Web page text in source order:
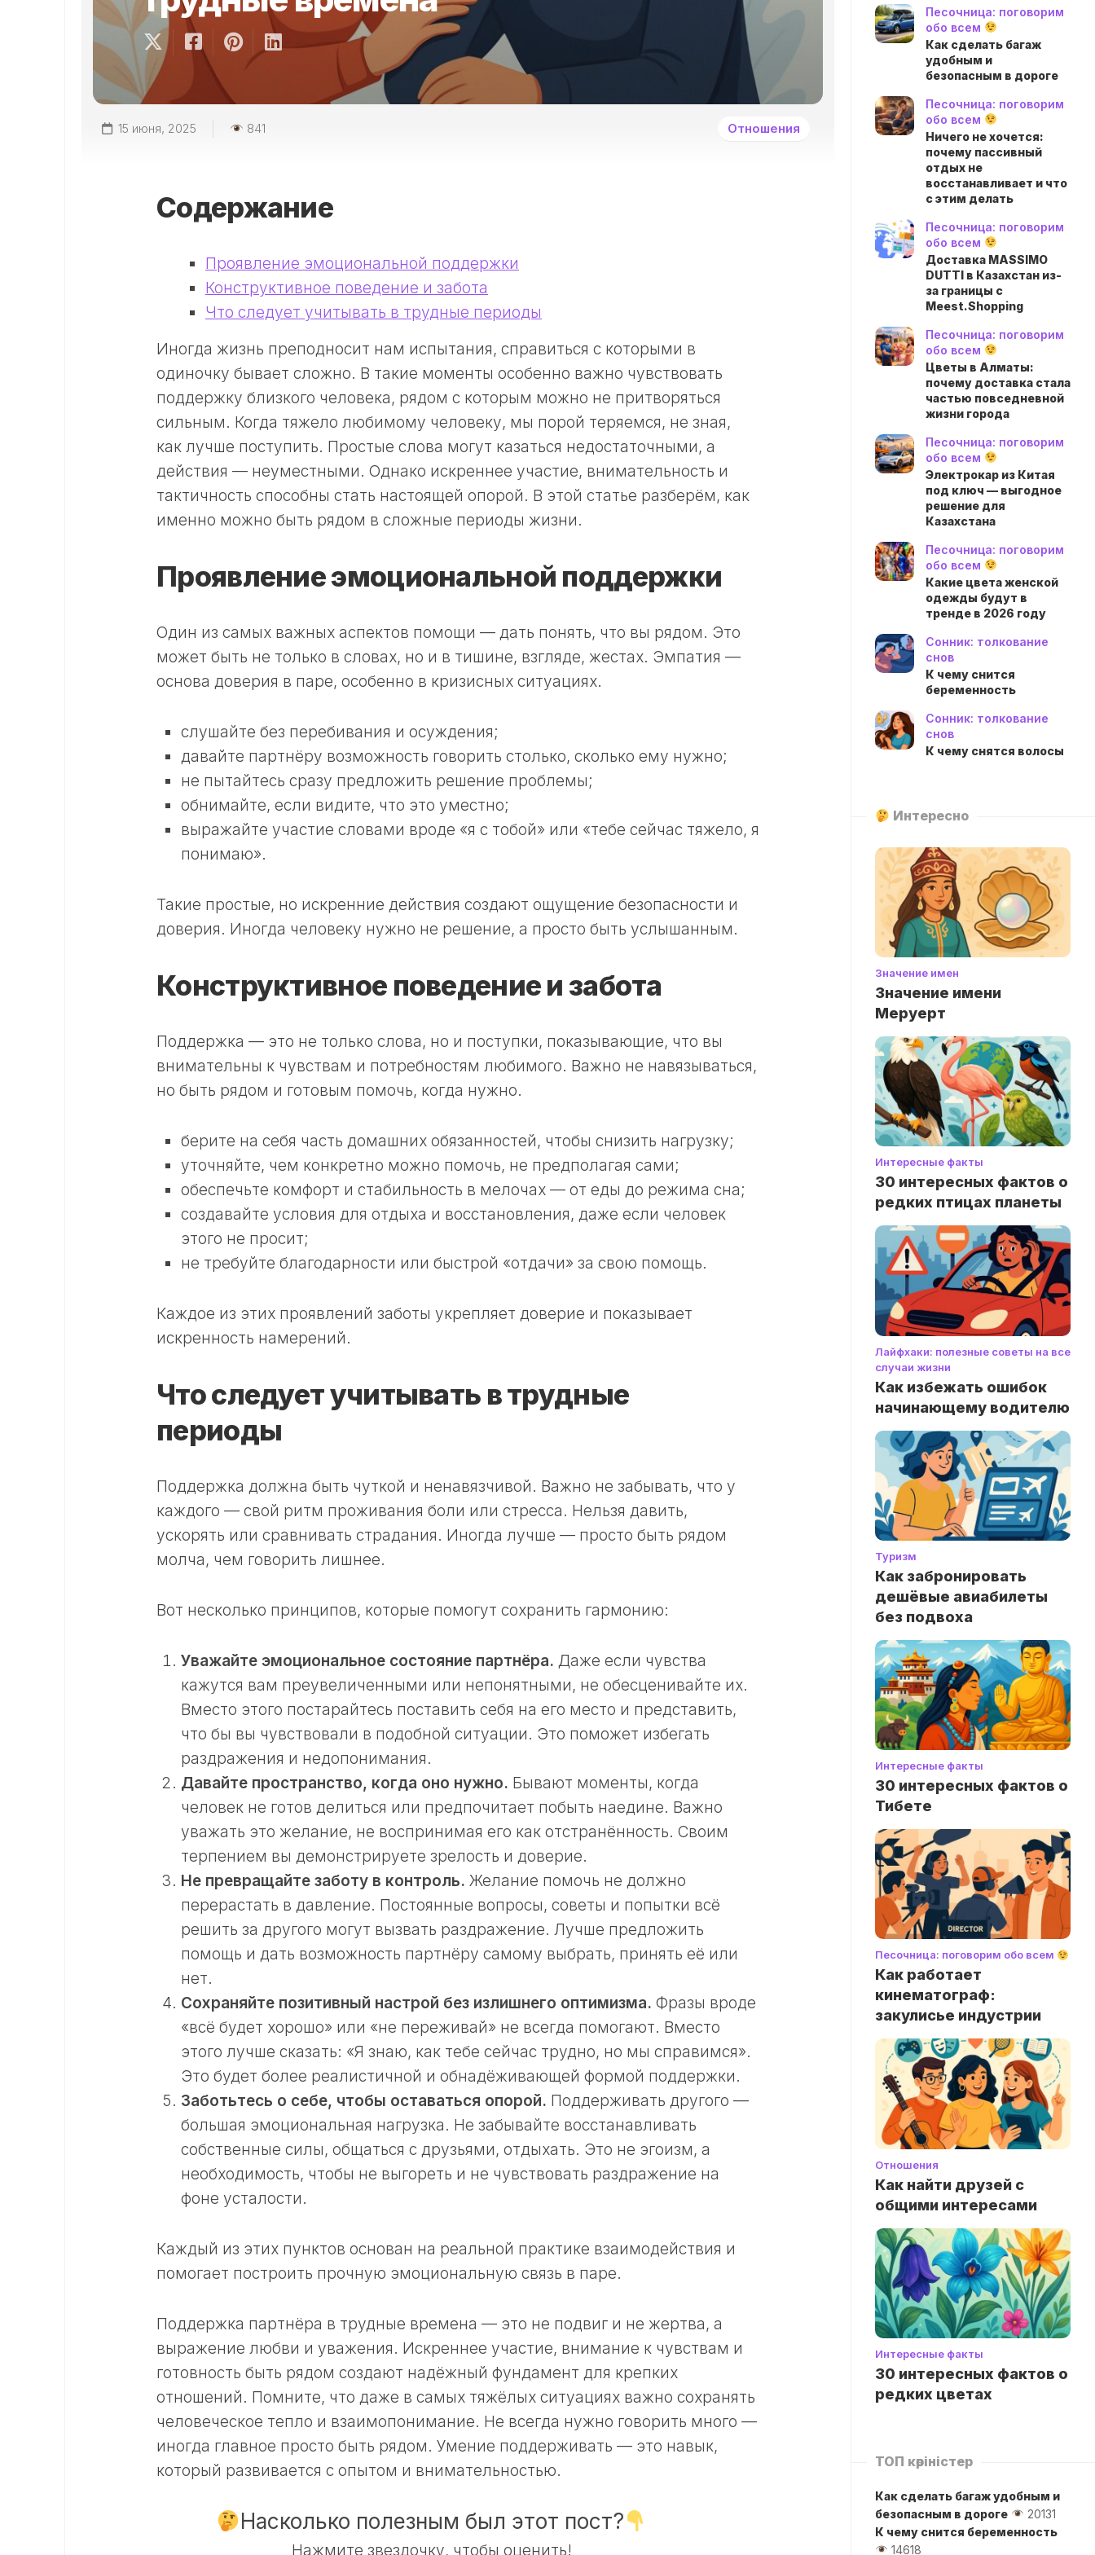
15 июня, 2025 841 Отношения
Содержание
Проявление эмоциональной поддержки
Конструктивное поведение и забота
Что следует учитывать в трудные периоды
Иногда жизнь преподносит нам испытания, справиться с которыми в
одиночку бывает сложно. В такие моменты особенно важно чувствовать
поддержку близкого человека, рядом с которым можно не притворяться
сильным. Когда тяжело любимому человеку, мы порой теряемся, не зная,
как лучше поступить. Простые слова могут казаться недостаточными, а
действия — неуместными. Однако искреннее участие, внимательность и
тактичность способны стать настоящей опорой. В этой статье разберём, как
именно можно быть рядом в сложные периоды жизни.
Проявление эмоциональной поддержки
Один из самых важных аспектов помощи — дать понять, что вы рядом. Это
может быть не только в словах, но и в тишине, взгляде, жестах. Эмпатия —
основа доверия в паре, особенно в кризисных ситуациях.
слушайте без перебивания и осуждения;
давайте партнёру возможность говорить столько, сколько ему нужно;
не пытайтесь сразу предложить решение проблемы;
обнимайте, если видите, что это уместно;
выражайте участие словами вроде «я с тобой» или «тебе сейчас тяжело, я
понимаю».
Такие простые, но искренние действия создают ощущение безопасности и
доверия. Иногда человеку нужно не решение, а просто быть услышанным.
Конструктивное поведение и забота
Поддержка — это не только слова, но и поступки, показывающие, что вы
внимательны к чувствам и потребностям любимого. Важно не навязываться,
но быть рядом и готовым помочь, когда нужно.
берите на себя часть домашних обязанностей, чтобы снизить нагрузку;
уточняйте, чем конкретно можно помочь, не предполагая сами;
обеспечьте комфорт и стабильность в мелочах — от еды до режима сна;
создавайте условия для отдыха и восстановления, даже если человек
этого не просит;
не требуйте благодарности или быстрой «отдачи» за свою помощь.
Каждое из этих проявлений заботы укрепляет доверие и показывает
искренность намерений.
Что следует учитывать в трудные
периоды
Поддержка должна быть чуткой и ненавязчивой. Важно не забывать, что у
каждого — свой ритм проживания боли или стресса. Нельзя давить,
ускорять или сравнивать страдания. Иногда лучше — просто быть рядом
молча, чем говорить лишнее.
Вот несколько принципов, которые помогут сохранить гармонию:
Уважайте эмоциональное состояние партнёра. Даже если чувства
кажутся вам преувеличенными или непонятными, не обесценивайте их.
Вместо этого постарайтесь поставить себя на его место и представить,
что бы вы чувствовали в подобной ситуации. Это поможет избегать
раздражения и недопонимания.
Давайте пространство, когда оно нужно. Бывают моменты, когда
человек не готов делиться или предпочитает побыть наедине. Важно
уважать это желание, не воспринимая его как отстранённость. Своим
терпением вы демонстрируете зрелость и доверие.
Не превращайте заботу в контроль. Желание помочь не должно
перерастать в давление. Постоянные вопросы, советы и попытки всё
решить за другого могут вызвать раздражение. Лучше предложить
помощь и дать возможность партнёру самому выбрать, принять её или
нет.
Сохраняйте позитивный настрой без излишнего оптимизма. Фразы вроде
«всё будет хорошо» или «не переживай» не всегда помогают. Вместо
этого лучше сказать: «Я знаю, как тебе сейчас трудно, но мы справимся».
Это будет более реалистичной и обнадёживающей формой поддержки.
Заботьтесь о себе, чтобы оставаться опорой. Поддерживать другого —
большая эмоциональная нагрузка. Не забывайте восстанавливать
собственные силы, общаться с друзьями, отдыхать. Это не эгоизм, а
необходимость, чтобы не выгореть и не чувствовать раздражение на
фоне усталости.
Каждый из этих пунктов основан на реальной практике взаимодействия и
помогает построить прочную эмоциональную связь в паре.
Поддержка партнёра в трудные времена — это не подвиг и не жертва, а
выражение любви и уважения. Искреннее участие, внимание к чувствам и
готовность быть рядом создают надёжный фундамент для крепких
отношений. Помните, что даже в самых тяжёлых ситуациях важно сохранять
человеческое тепло и взаимопонимание. Не всегда нужно говорить много —
иногда главное просто быть рядом. Умение поддерживать — это навык,
который развивается с опытом и внимательностью.
Насколько полезным был этот пост?
Нажмите звездочку, чтобы оценить!
Песочница: поговорим
обо всем
Как сделать багаж
удобным и
безопасным в дороге
Песочница: поговорим
обо всем
Ничего не хочется:
почему пассивный
отдых не
восстанавливает и что
с этим делать
Песочница: поговорим
обо всем
Доставка MASSIMO
DUTTI в Казахстан из-
за границы с
Meest.Shopping
Песочница: поговорим
обо всем
Цветы в Алматы:
почему доставка стала
частью повседневной
жизни города
Песочница: поговорим
обо всем
Электрокар из Китая
под ключ — выгодное
решение для
Казахстана
Песочница: поговорим
обо всем
Какие цвета женской
одежды будут в
тренде в 2026 году
Сонник: толкование
снов
К чему снится
беременность
Сонник: толкование
снов
К чему снятся волосы
Интересно
Значение имен
Значение имени
Меруерт
Интересные факты
30 интересных фактов о
редких птицах планеты
Лайфхаки: полезные советы на все
случаи жизни
Как избежать ошибок
начинающему водителю
Туризм
Как забронировать
дешёвые авиабилеты
без подвоха
Интересные факты
30 интересных фактов о
Тибете
Песочница: поговорим обо всем
Как работает
кинематограф:
закулисье индустрии
Отношения
Как найти друзей с
общими интересами
Интересные факты
30 интересных фактов о
редких цветах
ТОП көріністер
Как сделать багаж удобным и
безопасным в дороге
20131
К чему снится беременность
14618